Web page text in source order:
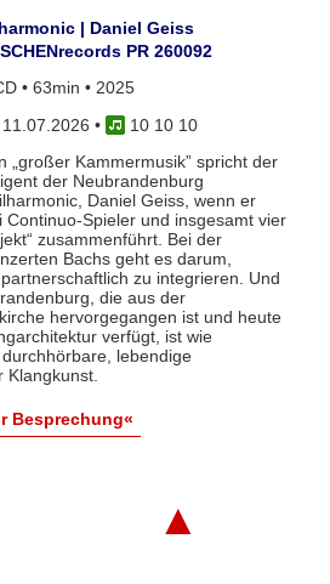
| Daniel Geiss
PR 260092
• 63min • 2025
11.07.2026 •
10 10 10
„großer Kammermusik” spricht der
der Neubrandenburg
Daniel Geiss, wenn er
Continuo-Spieler und insgesamt vier
zusammenführt. Bei der
Bachs geht es darum,
zu integrieren. Und
die aus der
hervorgegangen ist und heute
verfügt, ist wie
lebendige
Klangkunst.
Besprechung«
▲